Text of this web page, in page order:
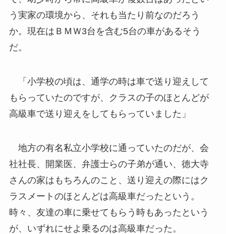
う実家の環境から、それも当たり前なのだろう
か。現在はＢＭＷ3台を含む5台の車があるそう
だ。
「小学校の頃は、通学の時は車で送り迎えして
もらっていたのですが、クラスの子のほとんどが
高級車で送り迎えをしてもらっていました」
地方の有名私立小学校に通っていたのだが、会
社社長、開業医、弁護士らの子弟が通い、徳大寺
さんの家はもちろんのこと、送り迎えの際にはク
ラスメートのほとんどは高級車だったという。
時々、友達の車に乗せてもらう時もあったという
が、いずれにせよ乗るのは高級車だった。